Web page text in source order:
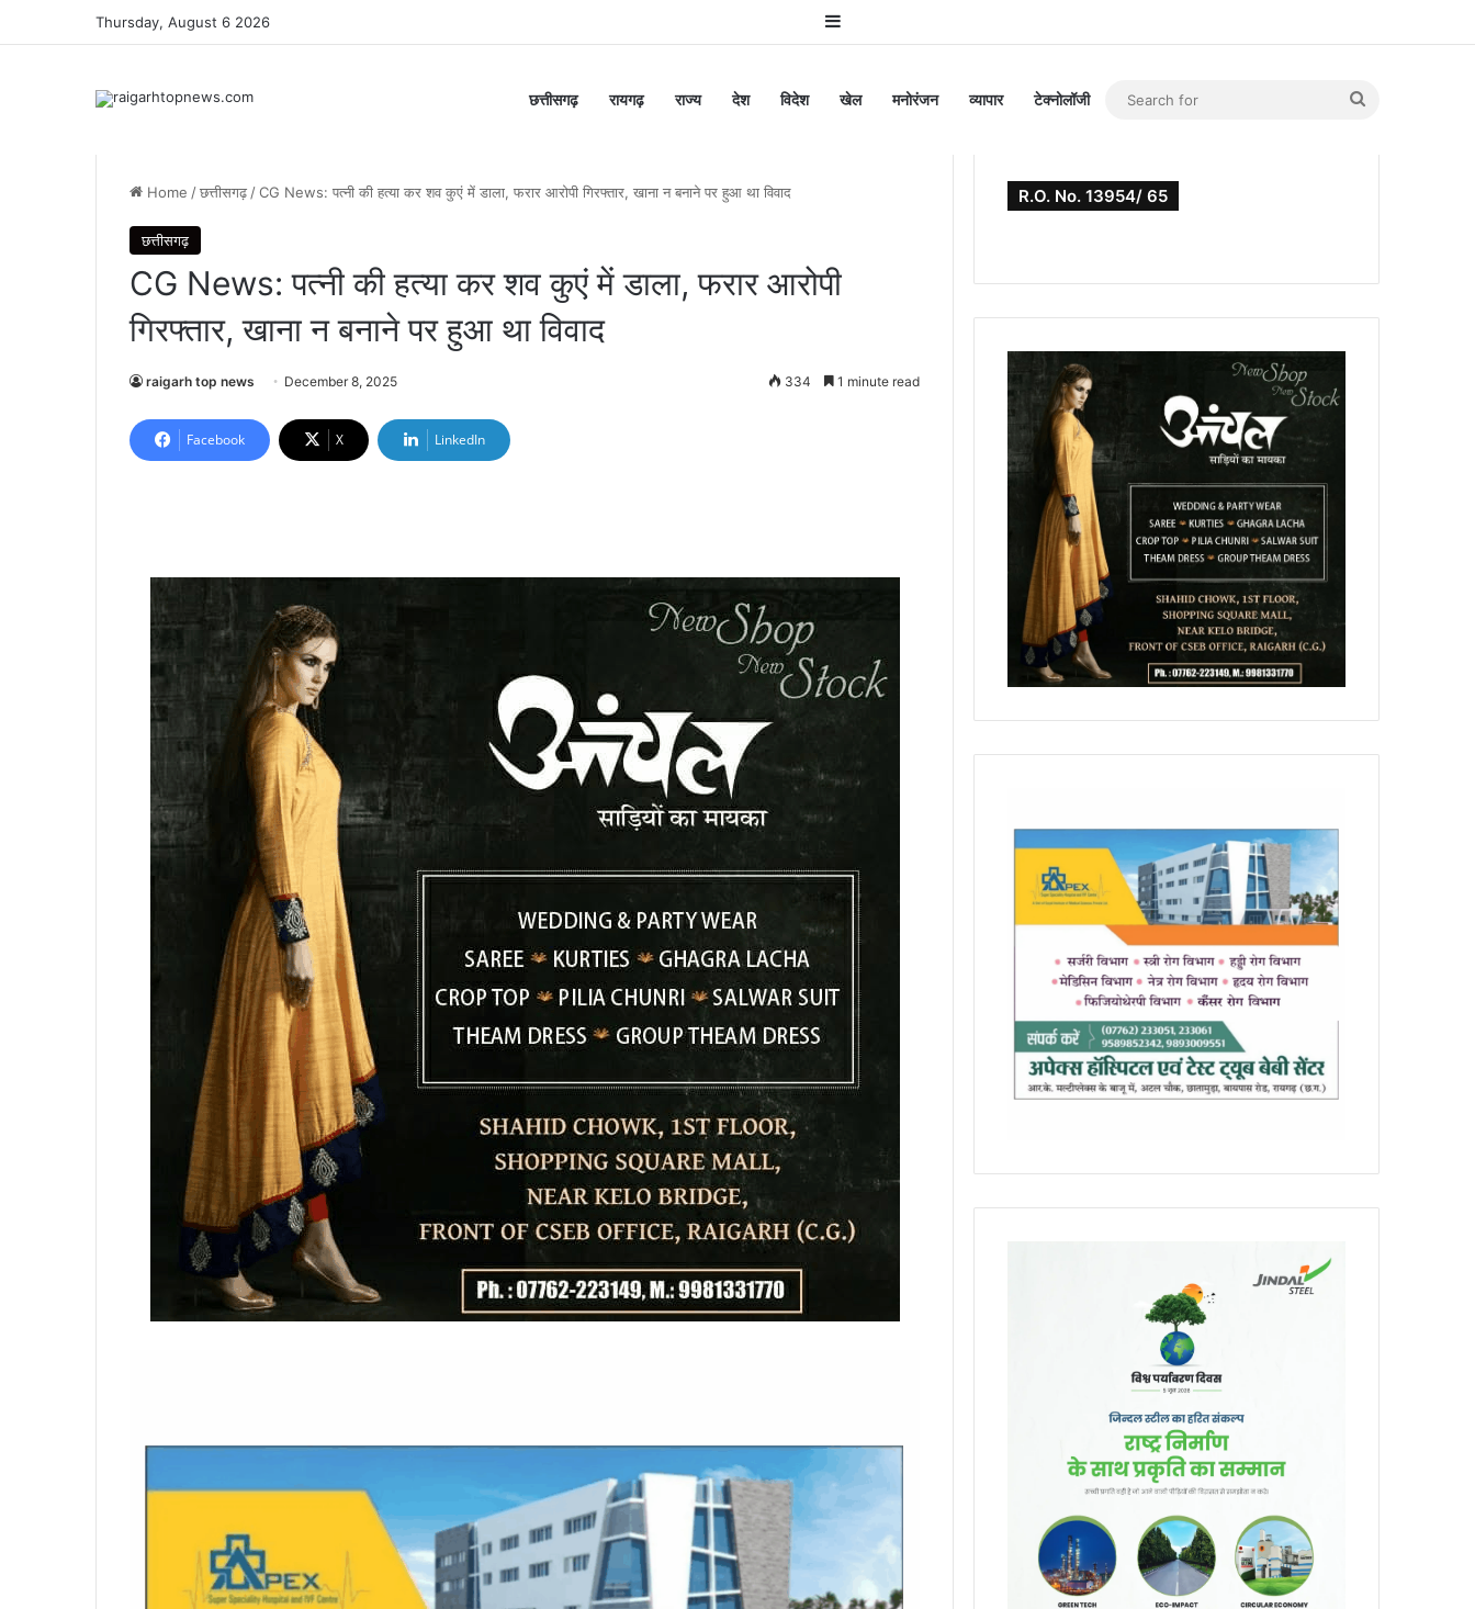
Thursday, August 6 2026 Sidebar
छत्तीसगढ़ रायगढ़ राज्य देश विदेश खेल मनोरंजन व्यापार टेक्नोलॉजी
Home /छत्तीसगढ़ /CG News: पत्नी की हत्या कर शव कुएं में डाला, फरार आरोपी गिरफ्तार, खाना न बनाने पर हुआ था विवाद
छत्तीसगढ़
CG News: पत्नी की हत्या कर शव कुएं में डाला, फरार आरोपी
गिरफ्तार, खाना न बनाने पर हुआ था विवाद
raigarh top news December 8, 2025 334 1 minute read
Facebook X LinkedIn
R.O. No. 13954/ 65